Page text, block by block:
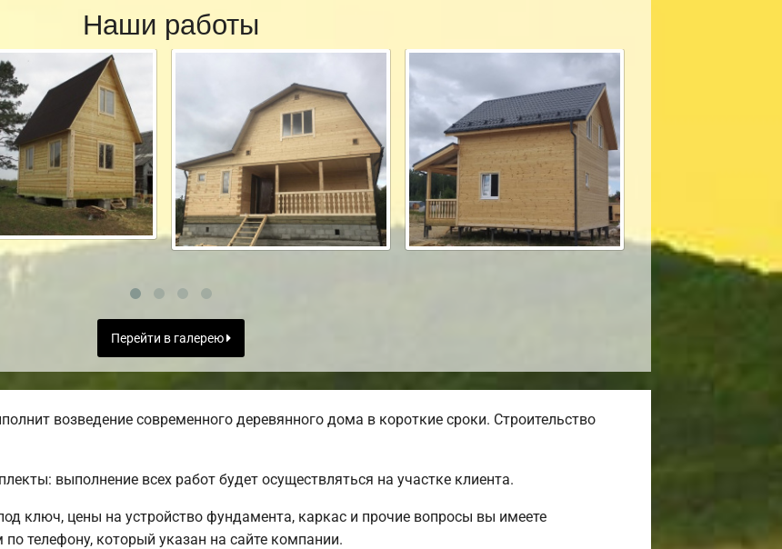
Наши работы
Перейти в галерею
возведение современного деревянного дома в короткие сроки. Строительство
выполнение всех работ будет осуществляться на участке клиента.
ключ, цены на устройство фундамента, каркас и прочие вопросы вы имеете
телефону, который указан на сайте компании.